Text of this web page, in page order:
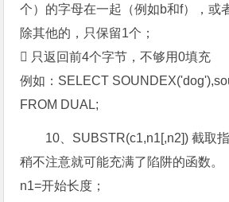
个）的字母在一起（例如b和f），或
除其他的，只保留1个；
 只返回前4个字节，不够用0填充
例如：SELECT
FROM DUAL;
10、SUBSTR(c1,n1[,n2]) 截取
稍不注意就可能充满了陷阱的函数。
n1=开始长度；